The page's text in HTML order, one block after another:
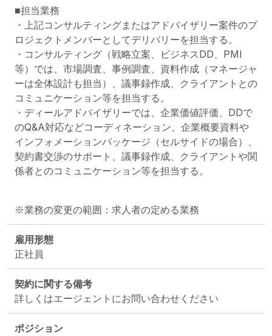
■担当業務
・上記コンサルティングまたはアドバイザリー案件のプ
ロジェクトメンバーとしてデリバリーを担当する。
・コンサルティング（戦略立案、ビジネスDD、PMI
等）では、市場調査、事例調査、資料作成（マネージャ
ーは全体設計も担当）、議事録作成、クライアントとの
コミュニケーション等を担当する。
・ディールアドバイザリーでは、企業価値評価、DDで
のQ&A対応などコーディネーション、企業概要資料や
インフォメーションパッケージ（セルサイドの場合）、
契約書交渉のサポート、議事録作成、クライアントや関
係者とのコミュニケーション等を担当する。
※業務の変更の範囲：求人者の定める業務
雇用形態
正社員
契約に関する備考
詳しくはエージェントにお問い合わせください
ポジション